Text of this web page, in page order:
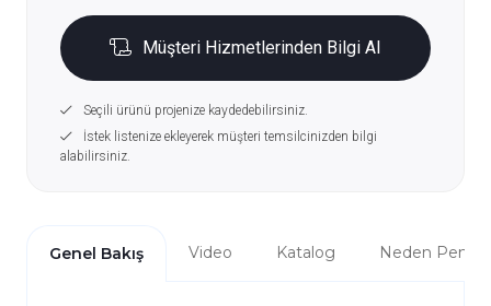
Müşteri Hizmetlerinden Bilgi Al
Seçili ürünü projenize kaydedebilirsiniz.
İstek listenize ekleyerek müşteri temsilcinizden bilgi
alabilirsiniz.
Genel Bakış Video Katalog Neden Penta?